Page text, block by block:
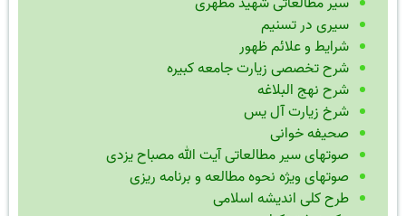
سیری در تسنیم
شرایط و علائم ظهور
شرح تخصصی زیارت جامعه کبیره
شرح نهج البلاغه
شرخ زیارت آل یس
صحیفه خوانی
صوتهای سیر مطالعاتی آیت الله مصباح یزدی
صوتهای ویژه نحوه مطالعه و برنامه ریزی
طرح کلی اندیشه اسلامی